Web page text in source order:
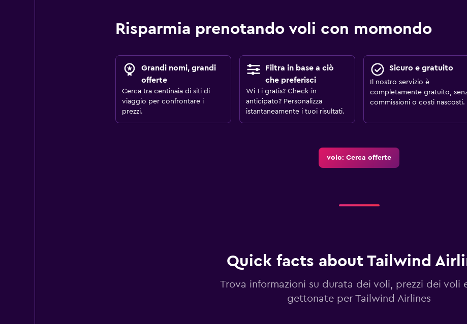
Risparmia prenotando voli con momondo
Grandi nomi, grandi
offerte
Cerca tra centinaia di siti di
viaggio per confrontare i
prezzi.
Filtra in base a ciò
che preferisci
Wi-Fi gratis? Check-in
anticipato? Personalizza
istantaneamente i tuoi risultati.
Sicuro e gratuito
Il nostro servizio è
completamente gratuito,
commissioni o costi nascosti.
volo: Cerca offerte
Quick facts about Tailwind
Trova informazioni su durata dei voli, prezzi dei voli
gettonate per Tailwind Airlines